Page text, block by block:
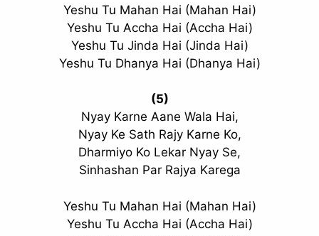
Yeshu Tu Mahan Hai (Mahan Hai)
Yeshu Tu Accha Hai (Accha Hai)
Yeshu Tu Jinda Hai (Jinda Hai)
Yeshu Tu Dhanya Hai (Dhanya Hai)
(5)
Nyay Karne Aane Wala Hai,
Nyay Ke Sath Rajy Karne Ko,
Dharmiyo Ko Lekar Nyay Se,
Sinhashan Par Rajya Karega
Yeshu Tu Mahan Hai (Mahan Hai)
Yeshu Tu Accha Hai (Accha Hai)